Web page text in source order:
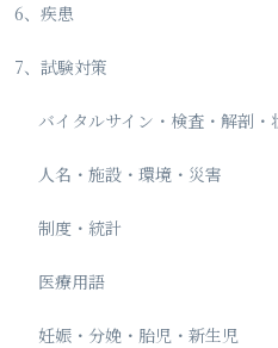
6、疾患
7、試験対策
バイタルサイン・検査・解剖・
人名・施設・環境・災害
制度・統計
医療用語
妊娠・分娩・胎児・新生児